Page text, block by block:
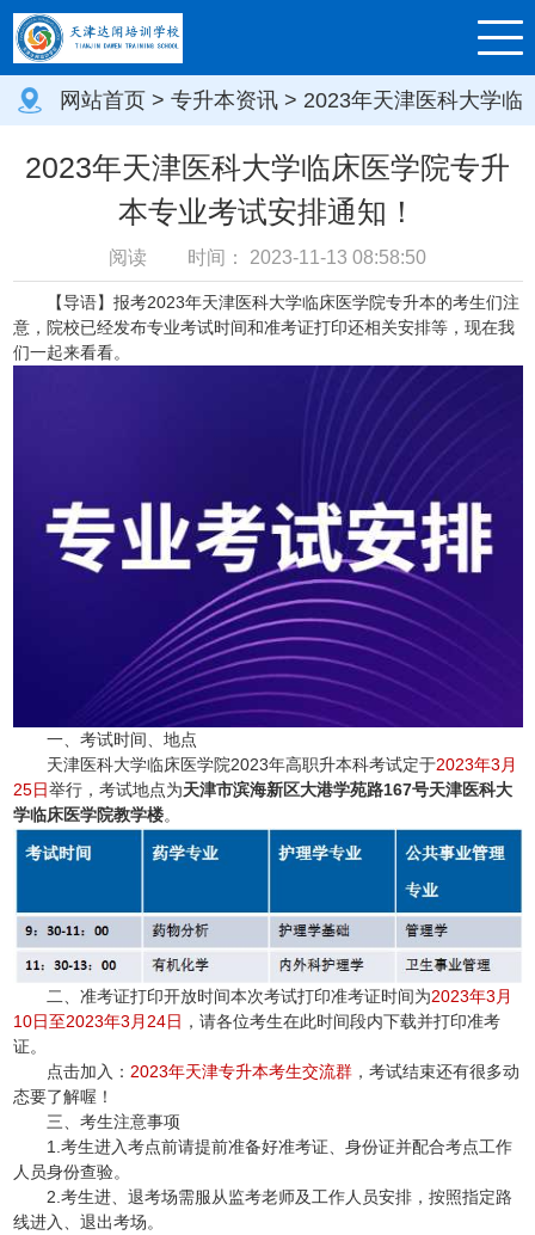
网站首页 > 专升本资讯 > 2023年天津医科大学临
床医学院专升本专业考试安排通知！
2023年天津医科大学临床医学院专升
本专业考试安排通知！
阅读 时间： 2023-11-13 08:58:50
【导语】报考2023年天津医科大学临床医学院专升本的考生们注
意，院校已经发布专业考试时间和准考证打印还相关安排等，现在我
们一起来看看。
一、考试时间、地点
天津医科大学临床医学院2023年高职升本科考试定于2023年3月
25日举行，考试地点为天津市滨海新区大港学苑路167号天津医科大
学临床医学院教学楼。
二、准考证打印开放时间本次考试打印准考证时间为2023年3月
10日至2023年3月24日 ，请各位考生在此时间段内下载并打印准考
证。
点击加入： 2023年天津专升本考生交流群，考试结束还有很多动
态要了解喔！
三、考生注意事项
1.考生进入考点前请提前准备好准考证、身份证并配合考点工作
人员身份查验。
2.考生进、退考场需服从监考老师及工作人员安排，按照指定路
线进入、退出考场。